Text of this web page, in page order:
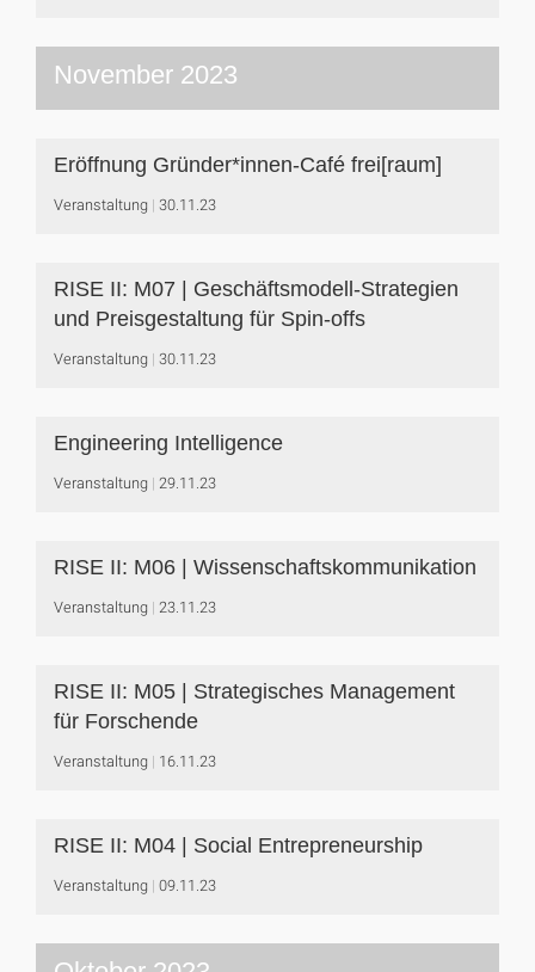
November 2023
Eröffnung Gründer*innen-Café frei[raum]
Veranstaltung 30.11.23
RISE II: M07 | Geschäftsmodell-Strategien
und Preisgestaltung für Spin-offs
Veranstaltung 30.11.23
Engineering Intelligence
Veranstaltung 29.11.23
RISE II: M06 | Wissenschaftskommunikation
Veranstaltung 23.11.23
RISE II: M05 | Strategisches Management
für Forschende
Veranstaltung 16.11.23
RISE II: M04 | Social Entrepreneurship
Veranstaltung 09.11.23